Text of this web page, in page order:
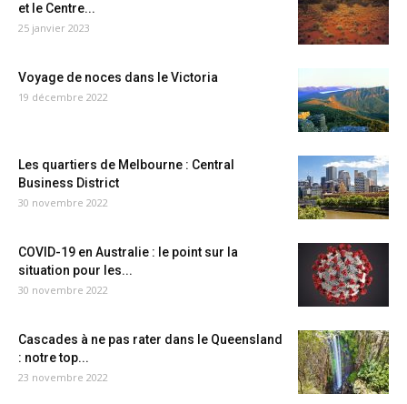
et le Centre...
25 janvier 2023
Voyage de noces dans le Victoria
19 décembre 2022
Les quartiers de Melbourne : Central
Business District
30 novembre 2022
COVID-19 en Australie : le point sur la
situation pour les...
30 novembre 2022
Cascades à ne pas rater dans le Queensland
: notre top...
23 novembre 2022